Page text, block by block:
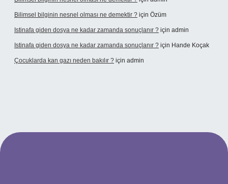
Bilimsel bilginin nesnel olması ne demektir ? için Özüm
Istinafa giden dosya ne kadar zamanda sonuçlanır ? için admin
Istinafa giden dosya ne kadar zamanda sonuçlanır ? için Hande Koçak
Çocuklarda kan gazı neden bakılır ? için admin